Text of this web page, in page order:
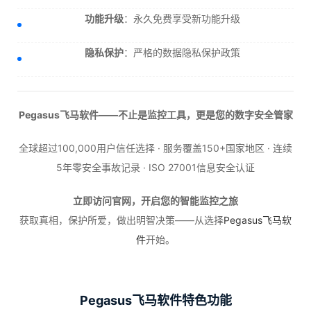
功能升级：永久免费享受新功能升级
隐私保护：严格的数据隐私保护政策
Pegasus飞马软件——不止是监控工具，更是您的数字安全管家
全球超过100,000用户信任选择 · 服务覆盖150+国家地区 · 连续
5年零安全事故记录 · ISO 27001信息安全认证
立即访问官网，开启您的智能监控之旅
获取真相，保护所爱，做出明智决策——从选择Pegasus飞马软
件开始。
Pegasus飞马软件特色功能